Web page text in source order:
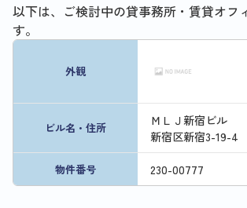
以下は、ご検討中の貸事務所・賃貸オフ
す。
外観
ビル名・住所
ＭＬＪ新宿ビル
新宿区新宿3-19-4
物件番号 230-00777